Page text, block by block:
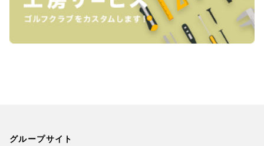
グループサイト